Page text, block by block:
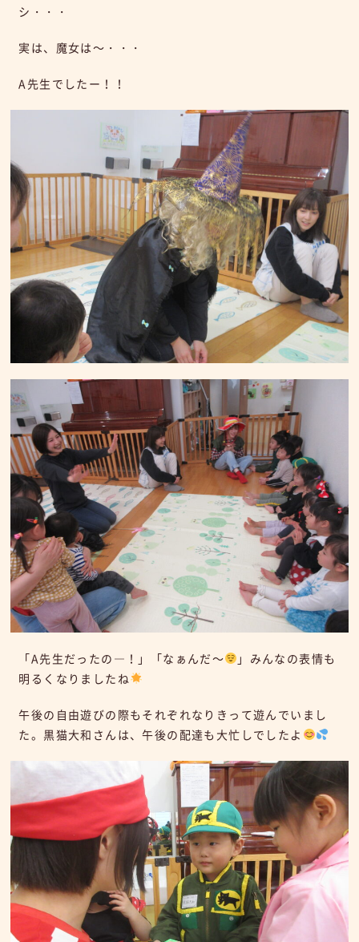
シ・・・
実は、魔女は～・・・
A先生でしたー！！
「A先生だったの―！」「なぁんだ～
」みんなの表情も
明るくなりましたね
午後の自由遊びの際もそれぞれなりきって遊んでいまし
た。黒猫大和さんは、午後の配達も大忙しでしたよ